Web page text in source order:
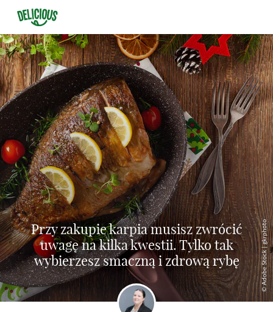
© Adobe Stock | gkrphoto
Przy zakupie karpia musisz zwrócić
uwagę na kilka kwestii. Tylko tak
wybierzesz smaczną i zdrową rybę